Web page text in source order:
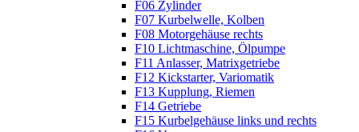
F06 Zylinder
F07 Kurbelwelle, Kolben
F08 Motorgehäuse rechts
F10 Lichtmaschine, Ölpumpe
F11 Anlasser, Matrixgetriebe
F12 Kickstarter, Variomatik
F13 Kupplung, Riemen
F14 Getriebe
F15 Kurbelgehäuse links und rechts